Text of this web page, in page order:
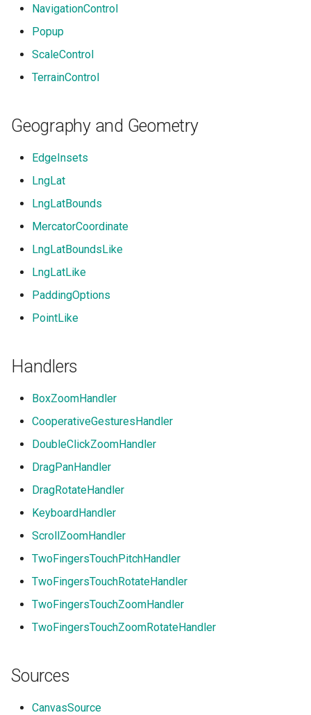
NavigationControl
Popup
ScaleControl
TerrainControl
Geography and Geometry
EdgeInsets
LngLat
LngLatBounds
MercatorCoordinate
LngLatBoundsLike
LngLatLike
PaddingOptions
PointLike
Handlers
BoxZoomHandler
CooperativeGesturesHandler
DoubleClickZoomHandler
DragPanHandler
DragRotateHandler
KeyboardHandler
ScrollZoomHandler
TwoFingersTouchPitchHandler
TwoFingersTouchRotateHandler
TwoFingersTouchZoomHandler
TwoFingersTouchZoomRotateHandler
Sources
CanvasSource